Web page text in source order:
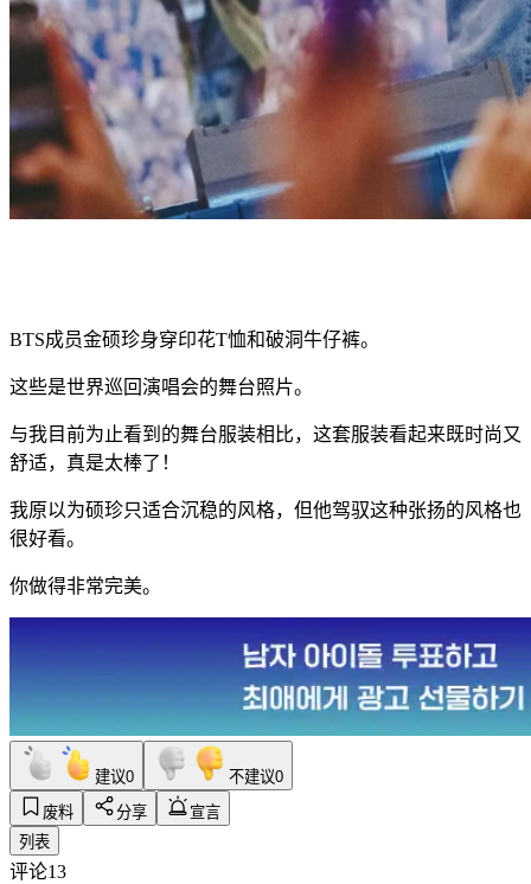
BTS成员金硕珍身穿印花T恤和破洞牛仔裤。
这些是世界巡回演唱会的舞台照片。
与我目前为止看到的舞台服装相比，这套服装看起来既时尚又
舒适，真是太棒了！
我原以为硕珍只适合沉稳的风格，但他驾驭这种张扬的风格也
很好看。
你做得非常完美。
建议0 不建议0
废料
分享
宣言
列表
评论13